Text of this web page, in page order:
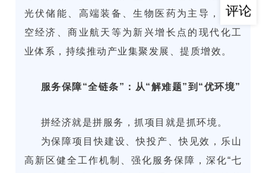
光伏储能、高端装备、生物医药为主导，以低
空经济、商业航天等为新兴增长点的现代化工
业体系，持续推动产业集聚发展、提质增效。
服务保障“全链条”：从“解难题”到“优环境”
拼经济就是拼服务，抓项目就是抓环境。
为保障项目快建设、快投产、快见效，乐山
高新区健全工作机制、强化服务保障，深化“七
评论